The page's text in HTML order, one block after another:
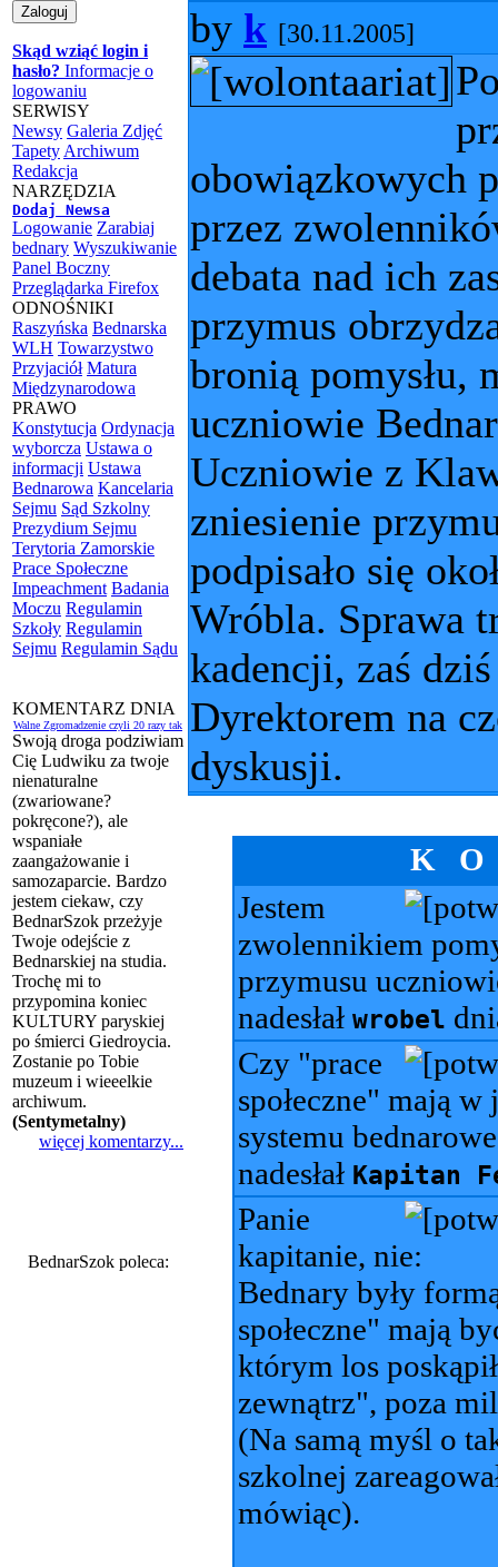
Skąd wziąć login i
hasło? Informacje o
logowaniu
SERWISY
Newsy Galeria Zdjęć
Tapety Archiwum
Redakcja
NARZĘDZIA
Dodaj Newsa
Logowanie Zarabiaj
bednary Wyszukiwanie
Panel Boczny
Przeglądarka Firefox
ODNOŚNIKI
Raszyńska Bednarska
WLH Towarzystwo
Przyjaciół Matura
Międzynarodowa
PRAWO
Konstytucja Ordynacja
wyborcza Ustawa o
informacji Ustawa
Bednarowa Kancelaria
Sejmu Sąd Szkolny
Prezydium Sejmu
Terytoria Zamorskie
Prace Społeczne
Impeachment Badania
Moczu Regulamin
Szkoły Regulamin
Sejmu Regulamin Sądu
KOMENTARZ DNIA
Walne Zgromadzenie czyli 20 razy tak
Swoją droga podziwiam
Cię Ludwiku za twoje
nienaturalne
(zwariowane?
pokręcone?), ale
wspaniałe
zaangażowanie i
samozaparcie. Bardzo
jestem ciekaw, czy
BednarSzok przeżyje
Twoje odejście z
Bednarskiej na studia.
Trochę mi to
przypomina koniec
KULTURY paryskiej
po śmierci Giedroycia.
Zostanie po Tobie
muzeum i wieeelkie
archiwum.
(Sentymetalny)
więcej komentarzy...
BednarSzok poleca:
by k [30.11.2005]
obowiązkowych
przez
debata nad ich
przymus
bronią pomysłu,
uczniowie
Uczniowie z
zniesienie
podpisało się
Wróbla. Sprawa
kadencji, zaś
Dyrektorem na
dyskusji.
K
Jestem
zwolennikiem
przymusu
nadesłał wrobel
Czy "prace
społeczne" mają
systemu
nadesłał Kapitan
Panie
kapitanie, nie:
Bednary były
społeczne" mają
którym los
zewnątrz", poza
(Na samą myśl o
szkolnej
mówiąc).